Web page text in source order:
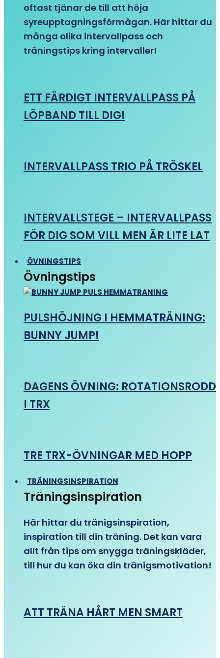
oftast tjänar de till att höja
syreupptagningsförmågan. Här hittar du
många olika intervallpass och
träningstips kring intervaller!
ETT FÄRDIGT INTERVALLPASS PÅ
LÖPBAND TILL DIG!
INTERVALLPASS TRIO PÅ TRÖSKEL
INTERVALLSTEGE – INTERVALLPASS
FÖR DIG SOM VILL MEN ÄR LITE LAT
ÖVNINGSTIPS
Övningstips
PULSHÖJNING I HEMMATRÄNING:
BUNNY JUMP!
DAGENS ÖVNING: ROTATIONSRODD
I TRX
TRE TRX-ÖVNINGAR MED HOPP
TRÄNINGSINSPIRATION
Träningsinspiration
Här hittar du tränigsinspiration,
inspiration till din träning. Det kan vara
allt från tips om snygga träningskläder,
till hur du kan öka din tränigsmotivation!
ATT TRÄNA HÅRT MEN SMART